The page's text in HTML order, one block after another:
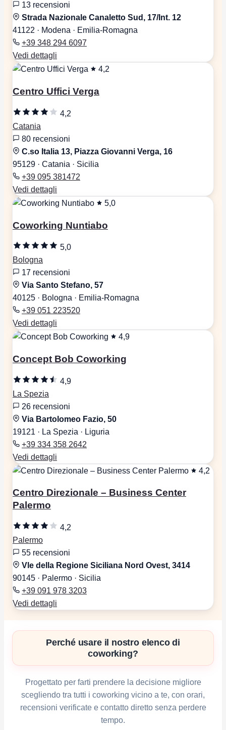
13 recensioni
Strada Nazionale Canaletto Sud, 17/Int. 12
41122 · Modena · Emilia-Romagna
+39 348 294 6097
Vedi dettagli
4,2
Centro Uffici Verga
4,2
Catania
80 recensioni
C.so Italia 13, Piazza Giovanni Verga, 16
95129 · Catania · Sicilia
+39 095 381472
Vedi dettagli
5,0
Coworking Nuntiabo
5,0
Bologna
17 recensioni
Via Santo Stefano, 57
40125 · Bologna · Emilia-Romagna
+39 051 223520
Vedi dettagli
4,9
Concept Bob Coworking
4,9
La Spezia
26 recensioni
Via Bartolomeo Fazio, 50
19121 · La Spezia · Liguria
+39 334 358 2642
Vedi dettagli
4,2
Centro Direzionale – Business Center
Palermo
4,2
Palermo
55 recensioni
Vle della Regione Siciliana Nord Ovest, 3414
90145 · Palermo · Sicilia
+39 091 978 3203
Vedi dettagli
Perché usare il nostro elenco di
coworking?
Progettato per farti prendere la decisione migliore
scegliendo tra tutti i coworking vicino a te, con orari,
recensioni verificate e contatto diretto senza perdere
tempo.